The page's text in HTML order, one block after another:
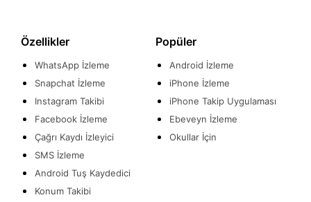
Özellikler
WhatsApp İzleme
Snapchat İzleme
Instagram Takibi
Facebook İzleme
Çağrı Kaydı İzleyici
SMS İzleme
Android Tuş Kaydedici
Konum Takibi
Popüler
Android İzleme
iPhone İzleme
iPhone Takip Uygulaması
Ebeveyn İzleme
Okullar İçin